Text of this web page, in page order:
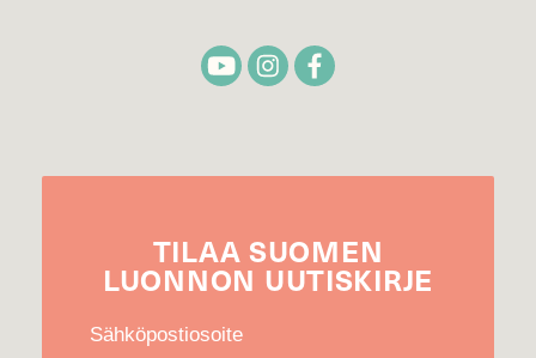
TILAA SUOMEN
LUONNON UUTIS­KIRJE
Sähköpostiosoite